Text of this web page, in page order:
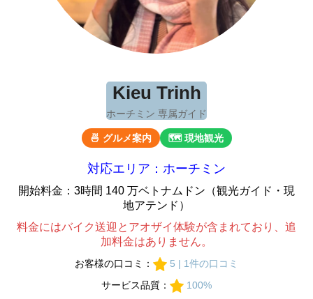
Kieu Trinh
ホーチミン 専属ガイド
🍜 グルメ案内 🗺 現地観光
対応エリア：ホーチミン
開始料金：3時間 140 万ベトナムドン（観光ガイド・現
地アテンド）
料金にはバイク送迎とアオザイ体験が含まれており、追
加料金はありません。
お客様の口コミ：
5 | 1件の口コミ
サービス品質：
100%